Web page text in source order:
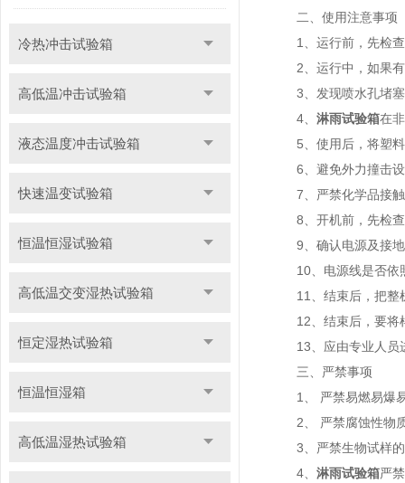
冷热冲击试验箱
高低温冲击试验箱
液态温度冲击试验箱
快速温变试验箱
恒温恒湿试验箱
高低温交变湿热试验箱
恒定湿热试验箱
恒温恒湿箱
高低温湿热试验箱
二、使用注意事项
1、运行前，先检查
2、运行中，如果有
3、发现喷水孔堵塞
4、 淋雨试验箱在
5、使用后，将塑料
6、避免外力撞击
7、严禁化学品接触
8、开机前，先检查
9、确认电源及接
10、电源线是否依
11、结束后，把整
12、结束后，要将
13、应由专业人员
三、严禁事项
1、 严禁易燃易爆易
2、 严禁腐蚀性物质
3、严禁生物试样的
4、 淋雨试验箱严